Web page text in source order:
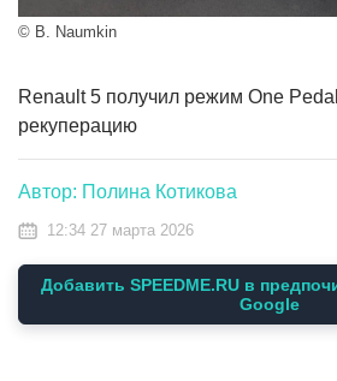
© B. Naumkin
Renault 5 получил режим One
рекуперацию
Автор: Полина Котикова
12:34 27 марта 2026
Добавить SPEEDME.RU в
Google